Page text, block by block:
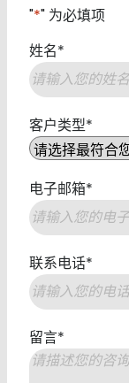
"*" 为必填项
姓名*
一
页
客户类型*
电子邮箱*
联系电话*
留言*